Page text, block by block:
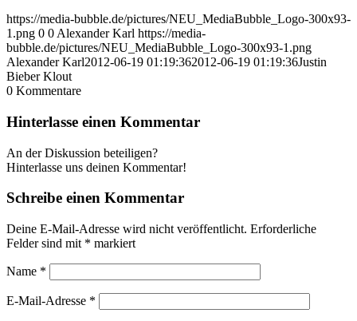
https://media-bubble.de/pictures/NEU_MediaBubble_Logo-300x93-
1.png 0 0 Alexander Karl https://media-
bubble.de/pictures/NEU_MediaBubble_Logo-300x93-1.png
Alexander Karl2012-06-19 01:19:362012-06-19 01:19:36Justin
Bieber Klout
0 Kommentare
Hinterlasse einen Kommentar
An der Diskussion beteiligen?
Hinterlasse uns deinen Kommentar!
Schreibe einen Kommentar
Deine E-Mail-Adresse wird nicht veröffentlicht. Erforderliche
Felder sind mit * markiert
Name *
E-Mail-Adresse *